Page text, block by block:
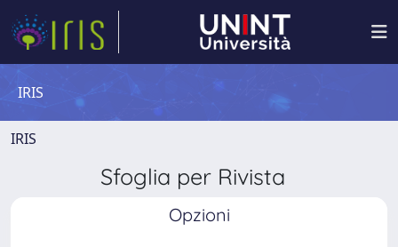
IRIS
IRIS
Sfoglia per Rivista
Opzioni